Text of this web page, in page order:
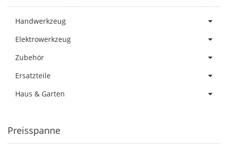
Handwerkzeug
Elektrowerkzeug
Zubehör
Ersatzteile
Haus & Garten
Preisspanne